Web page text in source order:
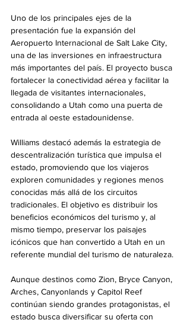
Uno de los principales ejes de la
presentación fue la expansión del
Aeropuerto Internacional de Salt Lake City,
una de las inversiones en infraestructura
más importantes del país. El proyecto busca
fortalecer la conectividad aérea y facilitar la
llegada de visitantes internacionales,
consolidando a Utah como una puerta de
entrada al oeste estadounidense.
Williams destacó además la estrategia de
descentralización turística que impulsa el
estado, promoviendo que los viajeros
exploren comunidades y regiones menos
conocidas más allá de los circuitos
tradicionales. El objetivo es distribuir los
beneficios económicos del turismo y, al
mismo tiempo, preservar los paisajes
icónicos que han convertido a Utah en un
referente mundial del turismo de naturaleza.
Aunque destinos como Zion, Bryce Canyon,
Arches, Canyonlands y Capitol Reef
continúan siendo grandes protagonistas, el
estado busca diversificar su oferta con